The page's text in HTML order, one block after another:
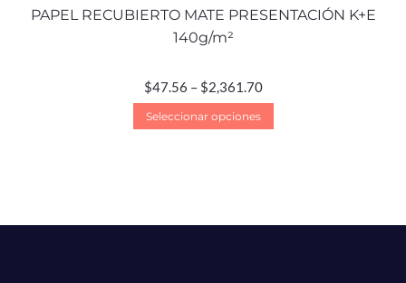
PAPEL RECUBIERTO MATE PRESENTACIÓN K+E
140g/m²
$47.56 – $2,361.70
Seleccionar opciones